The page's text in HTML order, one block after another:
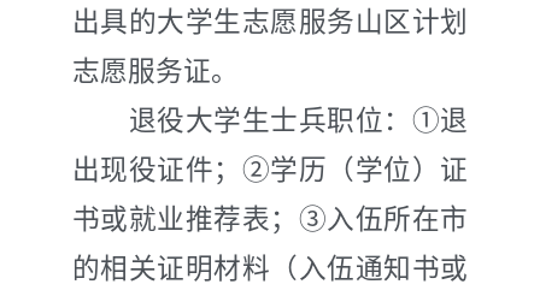
出具的大学生志愿服务山区计划
志愿服务证。
退役大学生士兵职位：①退
出现役证件；②学历（学位）证
书或就业推荐表；③入伍所在市
的相关证明材料（入伍通知书或